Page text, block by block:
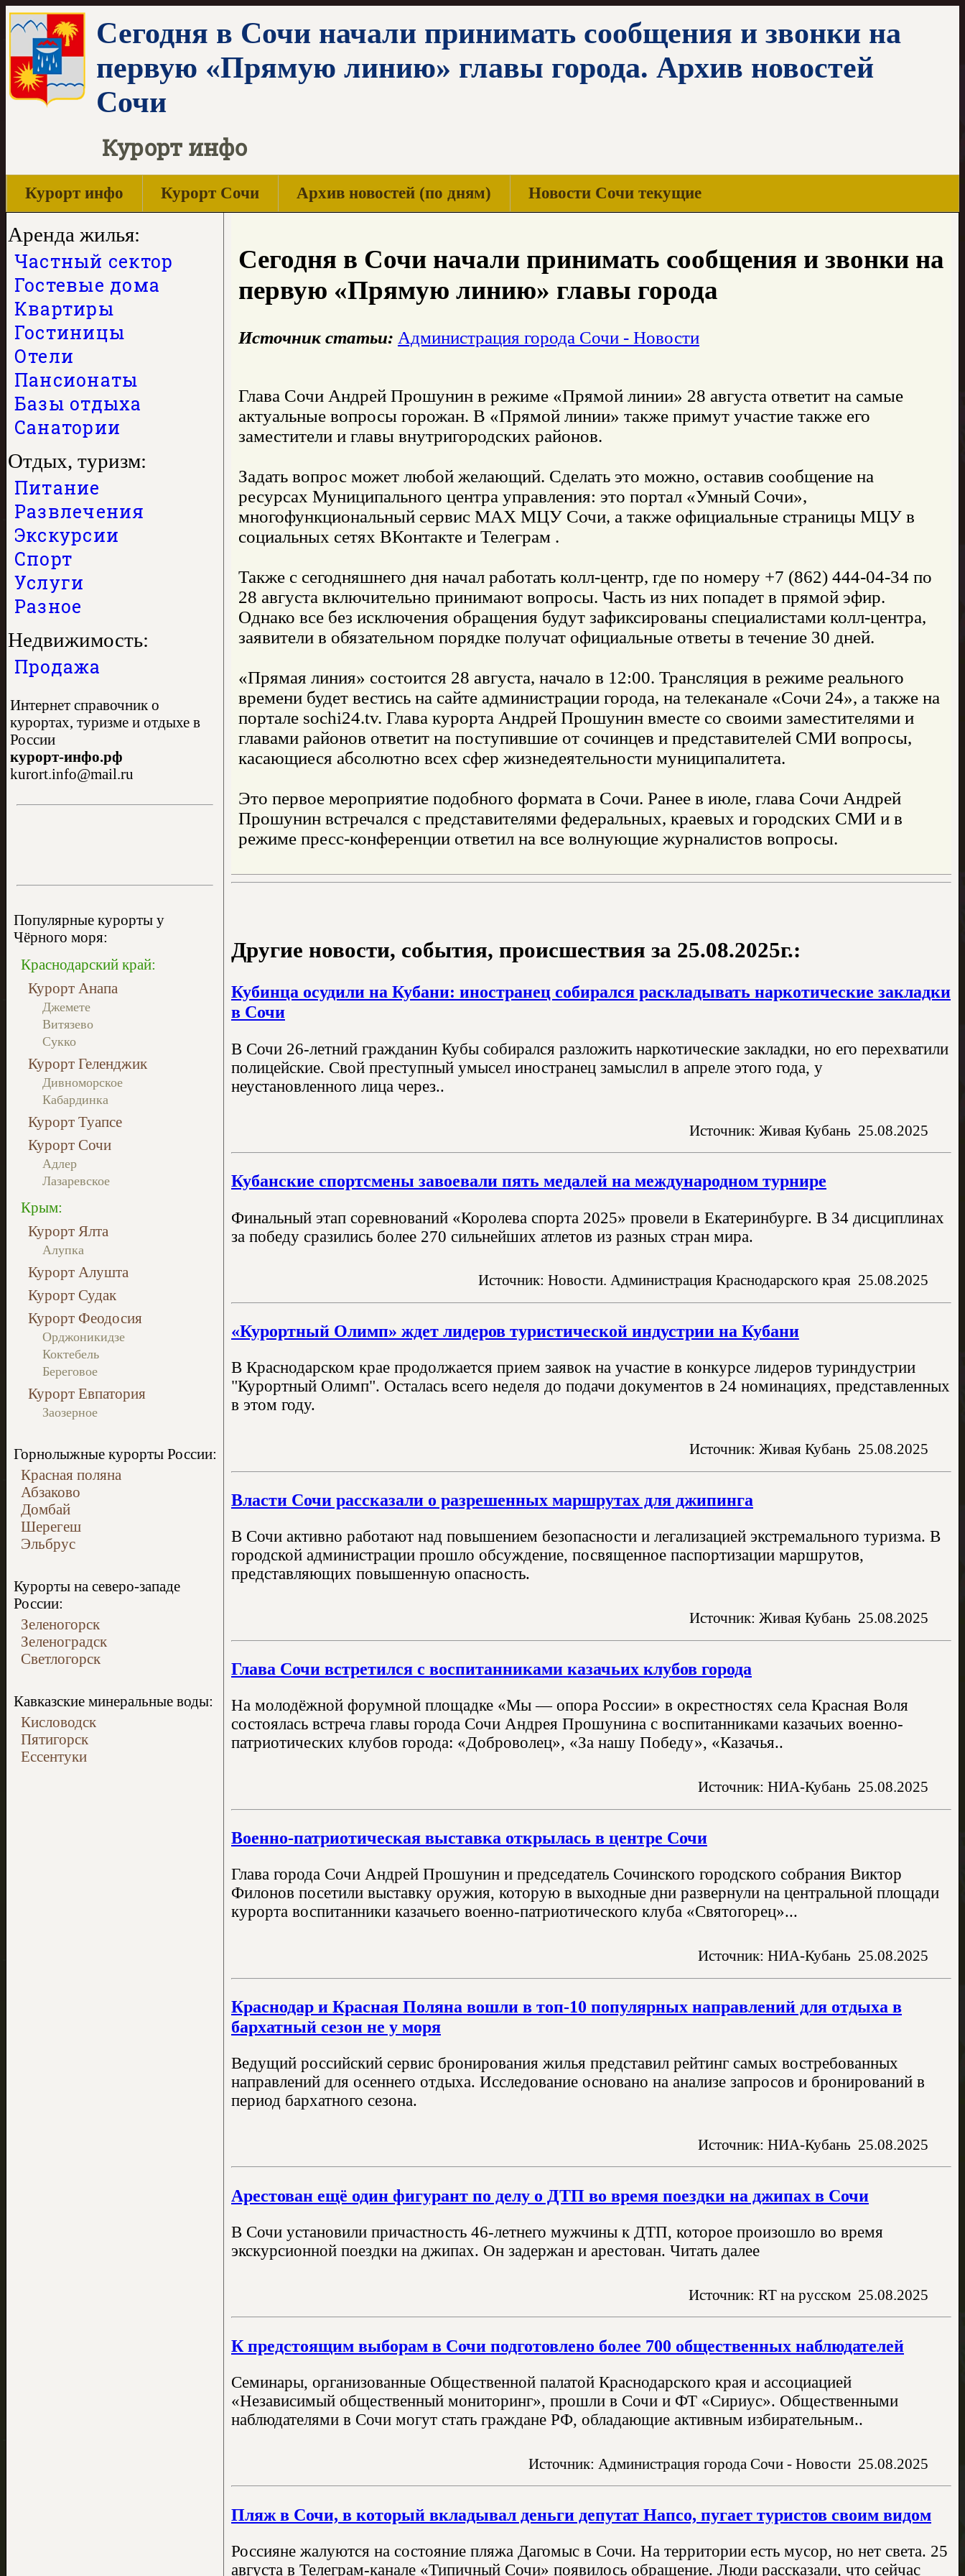
Сегодня в Сочи начали принимать сообщения и звонки на
первую «Прямую линию» главы города. Архив новостей
Сочи
Курорт инфо
Курорт инфо Курорт Сочи Архив новостей (по дням) Новости Сочи текущие
Аренда жилья:
Частный сектор
Гостевые дома
Квартиры
Гостиницы
Отели
Пансионаты
Базы отдыха
Санатории
Отдых, туризм:
Питание
Развлечения
Экскурсии
Спорт
Услуги
Разное
Недвижимость:
Продажа
Интернет справочник о
курортах, туризме и отдыхе в
России
курорт-инфо.рф
kurort.info@mail.ru
Популярные курорты у
Чёрного моря:
Краснодарский край:
Курорт Анапа
Джемете
Витязево
Сукко
Курорт Геленджик
Дивноморское
Кабардинка
Курорт Туапсе
Курорт Сочи
Адлер
Лазаревское
Крым:
Курорт Ялта
Алупка
Курорт Алушта
Курорт Судак
Курорт Феодосия
Орджоникидзе
Коктебель
Береговое
Курорт Евпатория
Заозерное
Горнолыжные курорты России:
Красная поляна
Абзаково
Домбай
Шерегеш
Эльбрус
Курорты на северо-западе
России:
Зеленогорск
Зеленоградск
Светлогорск
Кавказские минеральные воды:
Кисловодск
Пятигорск
Ессентуки
Сегодня в Сочи начали принимать сообщения и звонки на
первую «Прямую линию» главы города
Источник статьи: Администрация города Сочи - Новости
Глава Сочи Андрей Прошунин в режиме «Прямой линии» 28 августа ответит на самые
актуальные вопросы горожан. В «Прямой линии» также примут участие также его
заместители и главы внутригородских районов.
Задать вопрос может любой желающий. Сделать это можно, оставив сообщение на
ресурсах Муниципального центра управления: это портал «Умный Сочи»,
многофункциональный сервис МАХ МЦУ Сочи, а также официальные страницы МЦУ в
социальных сетях ВКонтакте и Телеграм .
Также с сегодняшнего дня начал работать колл-центр, где по номеру +7 (862) 444-04-34 по
28 августа включительно принимают вопросы. Часть из них попадет в прямой эфир.
Однако все без исключения обращения будут зафиксированы специалистами колл-центра,
заявители в обязательном порядке получат официальные ответы в течение 30 дней.
«Прямая линия» состоится 28 августа, начало в 12:00. Трансляция в режиме реального
времени будет вестись на сайте администрации города, на телеканале «Сочи 24», а также на
портале sochi24.tv. Глава курорта Андрей Прошунин вместе со своими заместителями и
главами районов ответит на поступившие от сочинцев и представителей СМИ вопросы,
касающиеся абсолютно всех сфер жизнедеятельности муниципалитета.
Это первое мероприятие подобного формата в Сочи. Ранее в июле, глава Сочи Андрей
Прошунин встречался с представителями федеральных, краевых и городских СМИ и в
режиме пресс-конференции ответил на все волнующие журналистов вопросы.
Другие новости, события, происшествия за 25.08.2025г.:
Кубинца осудили на Кубани: иностранец собирался раскладывать наркотические закладки
в Сочи
В Сочи 26-летний гражданин Кубы собирался разложить наркотические закладки, но его перехватили
полицейские. Свой преступный умысел иностранец замыслил в апреле этого года, у
неустановленного лица через..
Источник: Живая Кубань 25.08.2025
Кубанские спортсмены завоевали пять медалей на международном турнире
Финальный этап соревнований «Королева спорта 2025» провели в Екатеринбурге. В 34 дисциплинах
за победу сразились более 270 сильнейших атлетов из разных стран мира.
Источник: Новости. Администрация Краснодарского края 25.08.2025
«Курортный Олимп» ждет лидеров туристической индустрии на Кубани
В Краснодарском крае продолжается прием заявок на участие в конкурсе лидеров туриндустрии
"Курортный Олимп". Осталась всего неделя до подачи документов в 24 номинациях, представленных
в этом году.
Источник: Живая Кубань 25.08.2025
Власти Сочи рассказали о разрешенных маршрутах для джипинга
В Сочи активно работают над повышением безопасности и легализацией экстремального туризма. В
городской администрации прошло обсуждение, посвященное паспортизации маршрутов,
представляющих повышенную опасность.
Источник: Живая Кубань 25.08.2025
Глава Сочи встретился с воспитанниками казачьих клубов города
На молодёжной форумной площадке «Мы — опора России» в окрестностях села Красная Воля
состоялась встреча главы города Сочи Андрея Прошунина с воспитанниками казачьих военно-
патриотических клубов города: «Доброволец», «За нашу Победу», «Казачья..
Источник: НИА-Кубань 25.08.2025
Военно-патриотическая выставка открылась в центре Сочи
Глава города Сочи Андрей Прошунин и председатель Сочинского городского собрания Виктор
Филонов посетили выставку оружия, которую в выходные дни развернули на центральной площади
курорта воспитанники казачьего военно-патриотического клуба «Святогорец»...
Источник: НИА-Кубань 25.08.2025
Краснодар и Красная Поляна вошли в топ-10 популярных направлений для отдыха в
бархатный сезон не у моря
Ведущий российский сервис бронирования жилья представил рейтинг самых востребованных
направлений для осеннего отдыха. Исследование основано на анализе запросов и бронирований в
период бархатного сезона.
Источник: НИА-Кубань 25.08.2025
Арестован ещё один фигурант по делу о ДТП во время поездки на джипах в Сочи
В Сочи установили причастность 46-летнего мужчины к ДТП, которое произошло во время
экскурсионной поездки на джипах. Он задержан и арестован. Читать далее
Источник: RT на русском 25.08.2025
К предстоящим выборам в Сочи подготовлено более 700 общественных наблюдателей
Семинары, организованные Общественной палатой Краснодарского края и ассоциацией
«Независимый общественный мониторинг», прошли в Сочи и ФТ «Сириус». Общественными
наблюдателями в Сочи могут стать граждане РФ, обладающие активным избирательным..
Источник: Администрация города Сочи - Новости 25.08.2025
Пляж в Сочи, в который вкладывал деньги депутат Напсо, пугает туристов своим видом
Россияне жалуются на состояние пляжа Дагомыс в Сочи. На территории есть мусор, но нет света. 25
августа в Телеграм-канале «Типичный Сочи» появилось обращение. Люди рассказали, что сейчас